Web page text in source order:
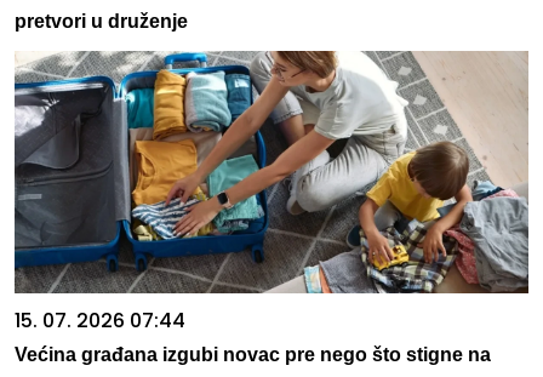
pretvori u druženje
15. 07. 2026 07:44
Većina građana izgubi novac pre nego što stigne na